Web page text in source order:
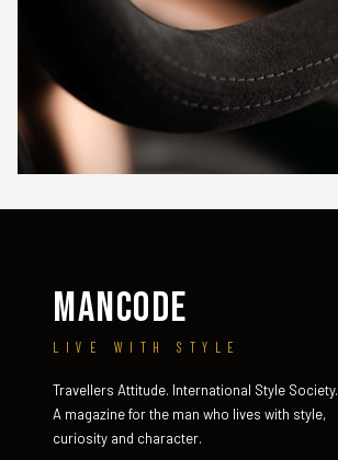
MANCODE
LIVE WITH STYLE
Travellers Attitude. International Style Society.
A magazine for the man who lives with style,
curiosity and character.